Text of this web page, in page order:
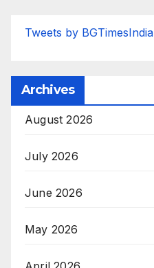
Tweets by BGTimesIndia
Archives
August 2026
July 2026
June 2026
May 2026